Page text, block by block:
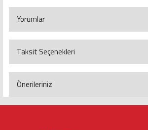
Yorumlar
Bu ürüne ilk yorumu siz yapın!
Taksit Seçenekleri
Önerileriniz